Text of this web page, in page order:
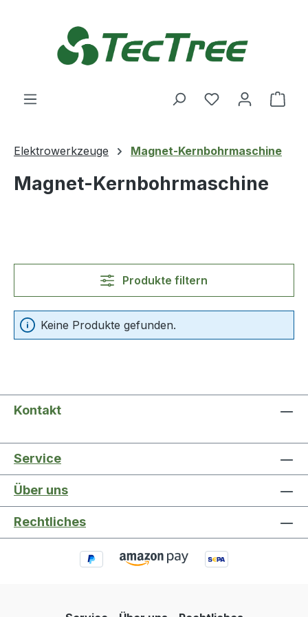
Du hast 0
Elektrowerkzeuge Magnet-Kernbohrmaschine
Magnet-Kernbohrmaschine
Produkte filtern
Keine Produkte gefunden.
Kontakt
Service
Über uns
Rechtliches